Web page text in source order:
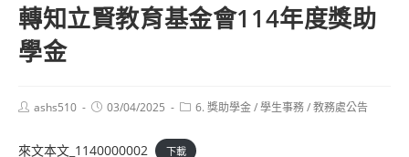
轉知立賢教育基金會114年度獎助
學金
Postashs510
Post03/04/2025
Post6. 獎助學金/學生事務/教務處公告
來文本文_1140000002 下載